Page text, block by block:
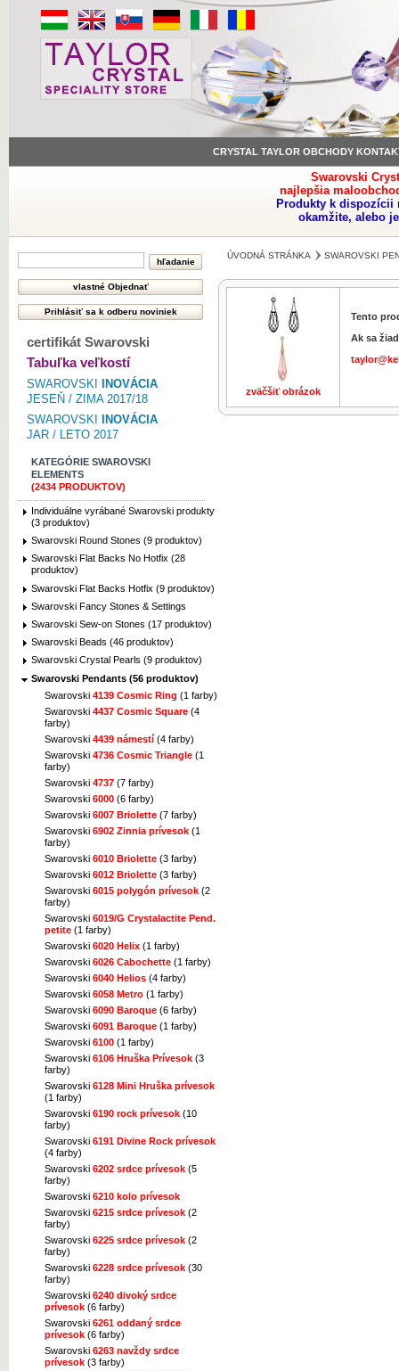
CRYSTAL TAYLOR OBCHODY
Swarovski
najlepšia
Produkty k dispozícii
okamžite, alebo
certifikát Swarovski
Tabuľka veľkostí
SWAROVSKI
INOVÁCIA
JESEŇ / ZIMA 2017/18
SWAROVSKI
INOVÁCIA
JAR / LETO 2017
KATEGÓRIE SWAROVSKI
ELEMENTS
(2434 PRODUKTOV)
Individuálne vyrábané Swarovski produkty
(3 produktov)
Swarovski Round Stones (9 produktov)
Swarovski Flat Backs No Hotfix (28
produktov)
Swarovski Flat Backs Hotfix (9 produktov)
Swarovski Fancy Stones & Settings
Swarovski Sew-on Stones (17 produktov)
Swarovski Beads (46 produktov)
Swarovski Crystal Pearls (9 produktov)
Swarovski Pendants (56 produktov)
Swarovski 4139 Cosmic Ring (1 farby)
Swarovski 4437 Cosmic Square (4
farby)
Swarovski 4439 námestí (4 farby)
Swarovski 4736 Cosmic Triangle (1
farby)
Swarovski 4737 (7 farby)
Swarovski 6000 (6 farby)
Swarovski 6007 Briolette (7 farby)
Swarovski 6902 Zinnia prívesok (1
farby)
Swarovski 6010 Briolette (3 farby)
Swarovski 6012 Briolette (3 farby)
Swarovski 6015 polygón prívesok (2
farby)
Swarovski 6019/G Crystalactite Pend.
petite (1 farby)
Swarovski 6020 Helix (1 farby)
Swarovski 6026 Cabochette (1 farby)
Swarovski 6040 Helios (4 farby)
Swarovski 6058 Metro (1 farby)
Swarovski 6090 Baroque (6 farby)
Swarovski 6091 Baroque (1 farby)
Swarovski 6100 (1 farby)
Swarovski 6106 Hruška Prívesok (3
farby)
Swarovski 6128 Mini Hruška prívesok
(1 farby)
Swarovski 6190 rock prívesok (10
farby)
Swarovski 6191 Divine Rock prívesok
(4 farby)
Swarovski 6202 srdce prívesok (5
farby)
Swarovski 6210 kolo prívesok
Swarovski 6215 srdce prívesok (2
farby)
Swarovski 6225 srdce prívesok (2
farby)
Swarovski 6228 srdce prívesok (30
farby)
Swarovski 6240 divoký srdce
prívesok (6 farby)
Swarovski 6261 oddaný srdce
prívesok (6 farby)
Swarovski 6263 navždy srdce
prívesok (3 farby)
ÚVODNÁ STRÁNKA SWAROVSKI
zväčšiť obrázok
Tento
Ak sa